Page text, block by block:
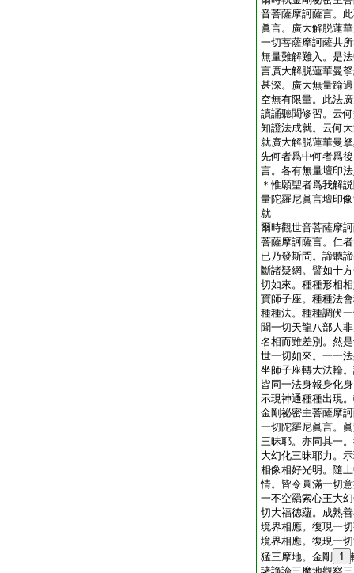
音菩薩摩訶薩言。
眞言。廣大解脱蓮
一切菩薩摩訶薩共
無量難解難入。是
言廣大解脱蓮華曼
甚深。廣大無量踰
空無有限量。此法
讀誦聽聞修習。云
知證法成就。云何
就廣大解脱蓮華曼
先何者爲中何者爲
言。各有無量壇印
＊惟願聖者爲我解
量陀羅尼眞言壇印
就
爾時觀世音菩薩摩
菩薩摩訶薩言。仁
已乃發斯問。諦聽
斷諸疑網。譬如十
切如來。種種形相
寶師子座。種種法
種種法。種種調伏
聞一切天龍八部人
名相而雖差別。然
世一切如來。一一
坐師子座轉大法輪
皆同一法身報身化
示現神通種種出現
金剛祕密主菩薩摩
一切陀羅尼眞言。
三昧耶。亦同其一
大幻化三昧耶力。
相像相好光明。隨
情。皆令圓滿一切
一不空羂索心王大
切大福徳蘊。成熟
境界相應。復現一
境界相應。復現一
猛三摩地。金剛
1